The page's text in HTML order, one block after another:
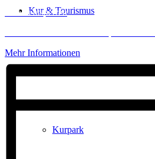
Kur & Tourismus
Kurpark
Inhalt entsperren
Mehr Informationen